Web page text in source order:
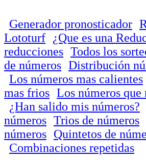
Generador pronosticador
Lototurf
¿Que es una
reducciones Todos los
de números Distribución
Los números mas calientes
mas frios Los números que
¿Han salido mis números?
números Trios de números
números Quintetos de
Combinaciones repetidas